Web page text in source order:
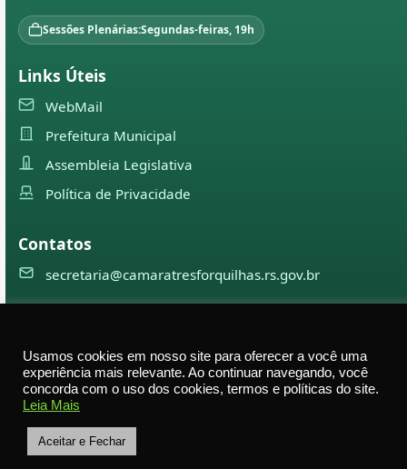
Sessões Plenárias:Segundas-feiras, 19h
Links Úteis
WebMail
Prefeitura Municipal
Assembleia Legislativa
Política de Privacidade
Contatos
secretaria@camaratresforquilhas.rs.gov.br
direitos reservados
Av. Professor Justino Alberto Tietbohl, 498 – Centro –
Usamos cookies em nosso site para oferecer a você uma
experiência mais relevante. Ao continuar navegando, você
concorda com o uso dos cookies, termos e políticas do site.
Leia Mais
Aceitar e Fechar